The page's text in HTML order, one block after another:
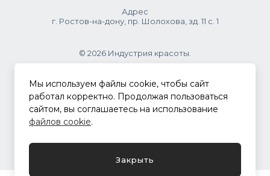
Адрес
г. Ростов-на-дону, пр. Шолохова, зд. 11 с. 1
© 2026 Индустрия красоты.
.
Политика конфиденциальности
Мы используем файлы cookie, чтобы сайт
работал корректно. Продолжая пользоваться
сайтом, вы соглашаетесь на использование
файлов cookie.
Закрыть